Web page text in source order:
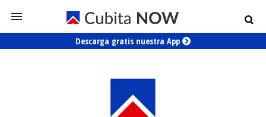
Descarga gratis nuestra App